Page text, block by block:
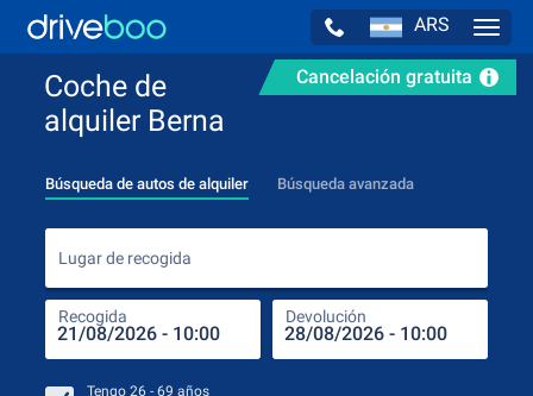
ARS
Cancelación gratuita
Coche de
alquiler Berna
Búsqueda de autos de alquiler Búsqueda avanzada
Lugar de recogida
Recogida Devolución
Tengo 26 - 69 años